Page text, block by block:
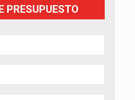
PRESUPUESTO